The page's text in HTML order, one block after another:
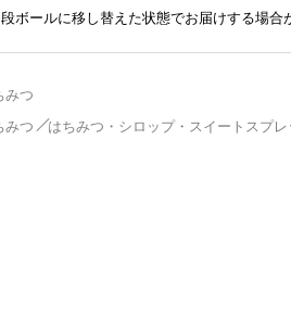
ボールに移し替えた状態でお届けする場合
みつ
みつ
はちみつ・シロップ・スイートスプレ